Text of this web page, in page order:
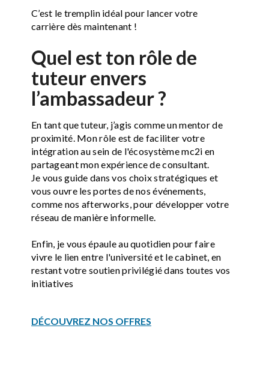
C’est le tremplin idéal pour lancer votre
carrière dès maintenant !
Quel est ton rôle de
tuteur envers
l’ambassadeur ?
En tant que tuteur, j’agis comme un mentor de
proximité. Mon rôle est de faciliter votre
intégration au sein de l'écosystème mc2i en
partageant mon expérience de consultant.
Je vous guide dans vos choix stratégiques et
vous ouvre les portes de nos événements,
comme nos afterworks, pour développer votre
réseau de manière informelle.
Enfin, je vous épaule au quotidien pour faire
vivre le lien entre l'université et le cabinet, en
restant votre soutien privilégié dans toutes vos
initiatives
DÉCOUVREZ NOS OFFRES